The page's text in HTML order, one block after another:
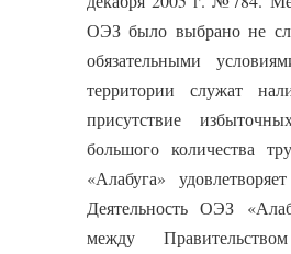
ОЭЗ было выбрано не
обязательными
территории служат
присутствие
большого количества
«Алабуга»
Деятельность ОЭЗ
между